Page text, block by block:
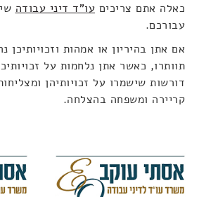
כאלה אתם צריכים עו"ד דיני עבודה
עבורכם.
אם אתן בהיריון או אמהות
תוותרו, כאשר אתן נלחמות על
דורשות שישמרו על זכויותיהן
קריירה ומשפחה בהצלחה.